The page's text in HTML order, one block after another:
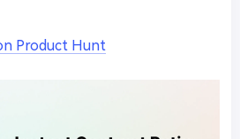
Product Hunt